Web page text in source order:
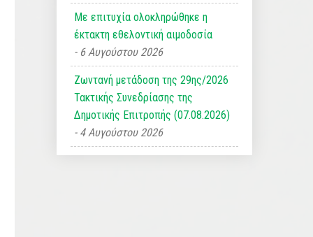
Με επιτυχία ολοκληρώθηκε η
έκτακτη εθελοντική αιμοδοσία
6 Αυγούστου 2026
Ζωντανή μετάδοση της 29ης/2026
Τακτικής Συνεδρίασης της
Δημοτικής Επιτροπής (07.08.2026)
4 Αυγούστου 2026